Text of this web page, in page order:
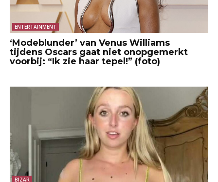
ENTERTAINMENT
‘Modeblunder’ van Venus Williams
tijdens Oscars gaat niet onopgemerkt
voorbij: “Ik zie haar tepel!” (foto)
BIZAR